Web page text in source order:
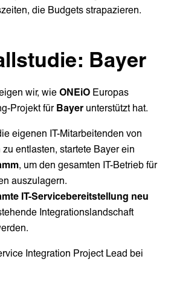
die Budgets strapazieren.
Bayer
wir, wie ONEiO Europas
Projekt für Bayer unterstützt hat.
eigenen IT-Mitarbeitenden von
entlasten, startete Bayer ein
, um den gesamten IT-Betrieb für
auszulagern.
IT-Servicebereitstellung neu
Integrationslandschaft
Integration Project Lead bei